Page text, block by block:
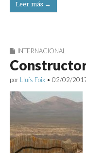
Leer más →
INTERNACIONAL
por Lluís Foix • 02/02/